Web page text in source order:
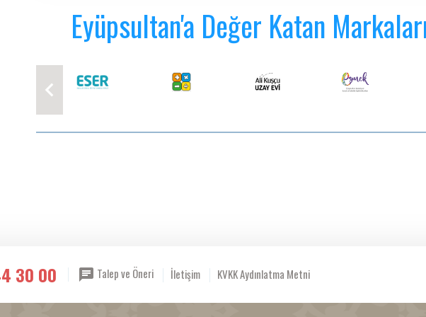
Eyüpsultan'a Değer Katan
30 00 Talep ve Öneri İletişim KVKK Aydınlatma Metni